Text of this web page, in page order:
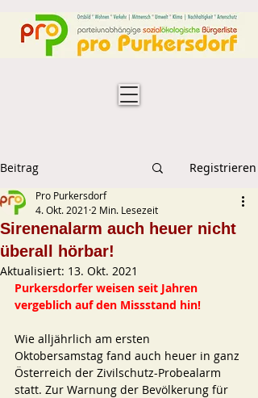
Beitrag Registrieren
Sirenenalarm auch heuer nicht
überall hörbar!
Pro Purkersdorf
4. Okt. 2021 2 Min. Lesezeit
Aktualisiert: 13. Okt. 2021
Purkersdorfer weisen seit Jahren
vergeblich auf den Missstand hin!
Wie alljährlich am ersten
Oktobersamstag fand auch heuer in ganz
Österreich der Zivilschutz-Probealarm
statt. Zur Warnung der Bevölkerung für